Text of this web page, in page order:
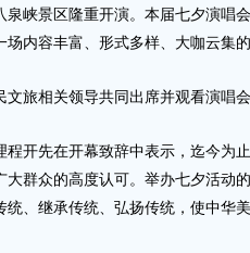
泉峡景区隆重开演。本届七夕演唱
内容丰富、形式多样、大咖云集的
相关领导共同出席并观看演唱会
开先在开幕致辞中表示，迄今为
大群众的高度认可。举办七夕活动
、继承传统、弘扬传统，使中华美